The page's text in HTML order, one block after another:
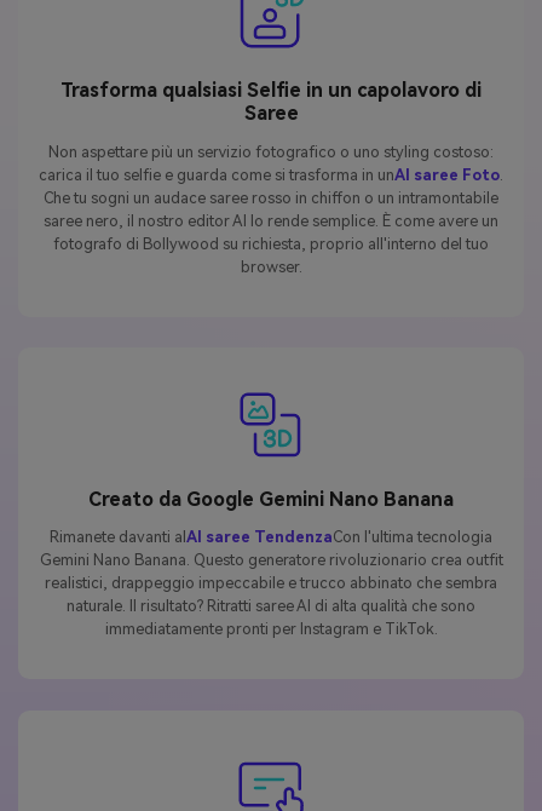
Trasforma qualsiasi Selfie in un capolavoro di
Saree
Non aspettare più un servizio fotografico o uno styling costoso:
carica il tuo selfie e guarda come si trasforma in unAI saree Foto
Che tu sogni un audace saree rosso in chiffon o un intramontabile
saree nero, il nostro editor AI lo rende semplice. È come avere un
fotografo di Bollywood su richiesta, proprio all'interno del tuo
browser.
Creato da Google Gemini Nano Banana
Rimanete davanti al AI saree TendenzaCon l'ultima tecnologia
Gemini Nano Banana. Questo generatore rivoluzionario crea outfit
realistici, drappeggio impeccabile e trucco abbinato che sembra
naturale. Il risultato? Ritratti saree AI di alta qualità che sono
immediatamente pronti per Instagram e TikTok.